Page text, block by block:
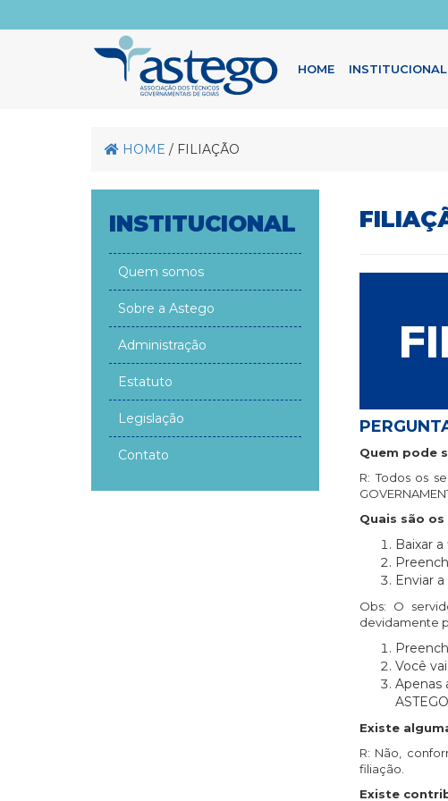
HOME INSTITUCIONAL
HOME / FILIAÇÃO
INSTITUCIONAL
Quem somos
Sobre a Astego
Administração
Estatuto
Legislação
Contato
Quem pode
R: Todos os
Quais são os
Baixar
Enviar
Obs: O
devidamente
Você
Apenas
Existe
R: Não,
filiação.
Existe